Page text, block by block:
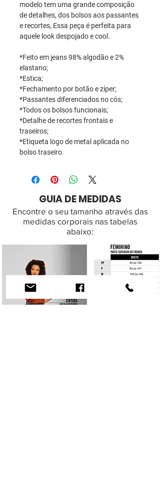
modelo tem uma grande composição
de detalhes, dos bolsos aos passantes
e recortes, Essa peça é perfeita para
aquele look despojado e cool.
*Feito em jeans 98% algodão e 2%
elastano;
*Estica;
*Fechamento por botão e zíper;
*Passantes diferenciados no cós;
*Todos os bolsos funcionais;
*Detalhe de recortes frontais e
traseiros;
*Etiqueta logo de metal aplicada no
bolso traseiro.
GUIA DE MEDIDAS
Encontre o seu tamanho através das
medidas corporais nas tabelas
abaixo: